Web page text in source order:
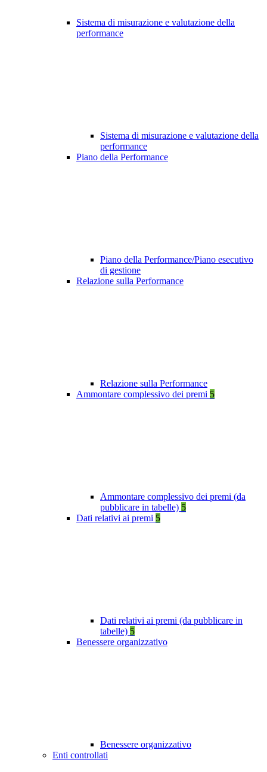
Sistema di misurazione e valutazione della
performance
Sistema di misurazione e valutazione della
performance
Piano della Performance
Piano della Performance/Piano esecutivo
di gestione
Relazione sulla Performance
Relazione sulla Performance
Ammontare complessivo dei premi 5
Ammontare complessivo dei premi (da
pubblicare in tabelle) 5
Dati relativi ai premi 5
Dati relativi ai premi (da pubblicare in
tabelle) 5
Benessere organizzativo
Benessere organizzativo
Enti controllati